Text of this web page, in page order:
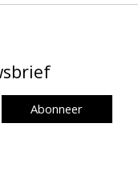
Abonneer